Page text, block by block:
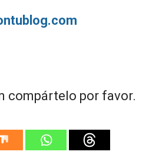
compártelo por favor.